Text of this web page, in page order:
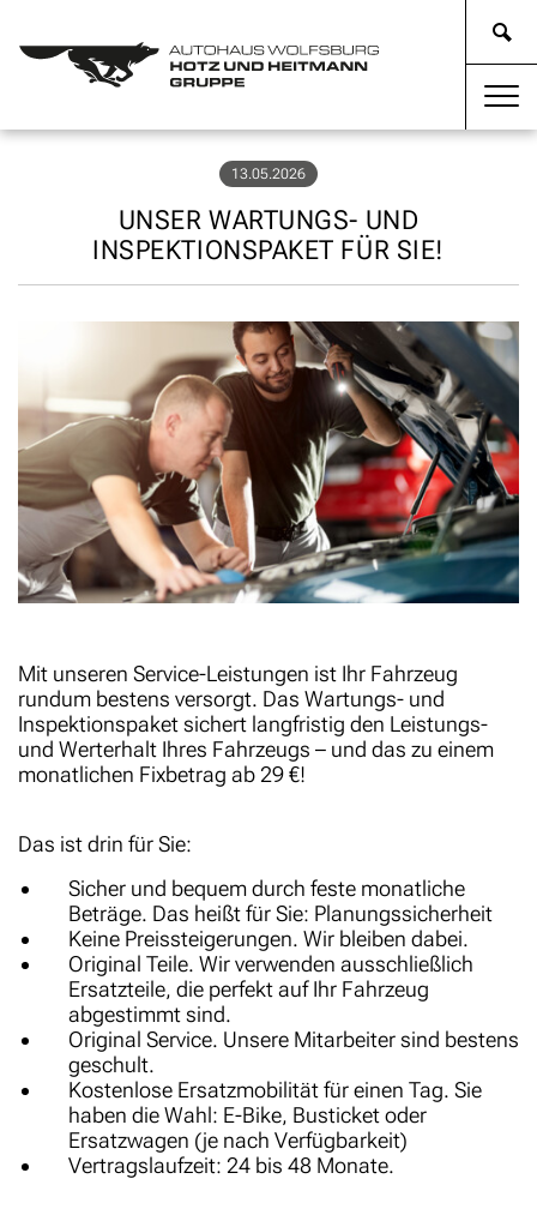
13.05.2026
UNSER WARTUNGS- UND
INSPEKTIONSPAKET FÜR SIE!
Mit unseren Service-Leistungen ist Ihr Fahrzeug
rundum bestens versorgt. Das Wartungs- und
Inspektionspaket sichert langfristig den Leistungs-
und Werterhalt Ihres Fahrzeugs – und das zu einem
monatlichen Fixbetrag ab 29 €!
Das ist drin für Sie:
Sicher und bequem durch feste monatliche
Beträge. Das heißt für Sie: Planungssicherheit
Keine Preissteigerungen. Wir bleiben dabei.
Original Teile. Wir verwenden ausschließlich
Ersatzteile, die perfekt auf Ihr Fahrzeug
abgestimmt sind.
Original Service. Unsere Mitarbeiter sind bestens
geschult.
Kostenlose Ersatzmobilität für einen Tag. Sie
haben die Wahl: E-Bike, Busticket oder
Ersatzwagen (je nach Verfügbarkeit)
Vertragslaufzeit: 24 bis 48 Monate.